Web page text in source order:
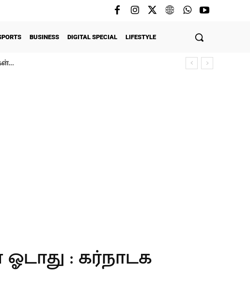
BUSINESS DIGITAL SPECIAL LIFESTYLE
: கர்நாடக